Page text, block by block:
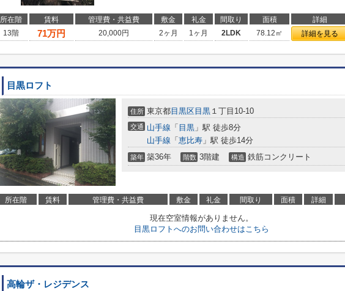
所在階 賃料 管理費・共益費 敷金 礼金 間取り 面積 詳細
13階
71万円 20,000円 2ヶ月 1ヶ月 2LDK 78.12㎡ 詳細を見る
目黒ロフト
住所 東京都目黒区目黒 １丁目10-10
交通 山手線 「 目黒 」駅 徒歩8分
山手線 「 恵比寿 」駅 徒歩14分
築年 築36年 階数 3階建 構造 鉄筋コンクリート
所在階 賃料 管理費・共益費 敷金 礼金 間取り 面積 詳細
現在空室情報がありません。
目黒ロフトへのお問い合わせはこちら
高輪ザ・レジデンス